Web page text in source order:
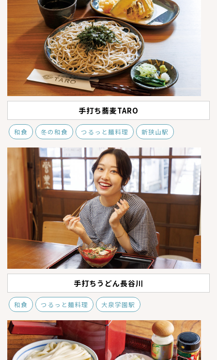
手打ち蕎麦TARO
和食 冬の和食 つるっと麺料理 新狭山駅
手打ちうどん長谷川
和食 つるっと麺料理 大泉学園駅